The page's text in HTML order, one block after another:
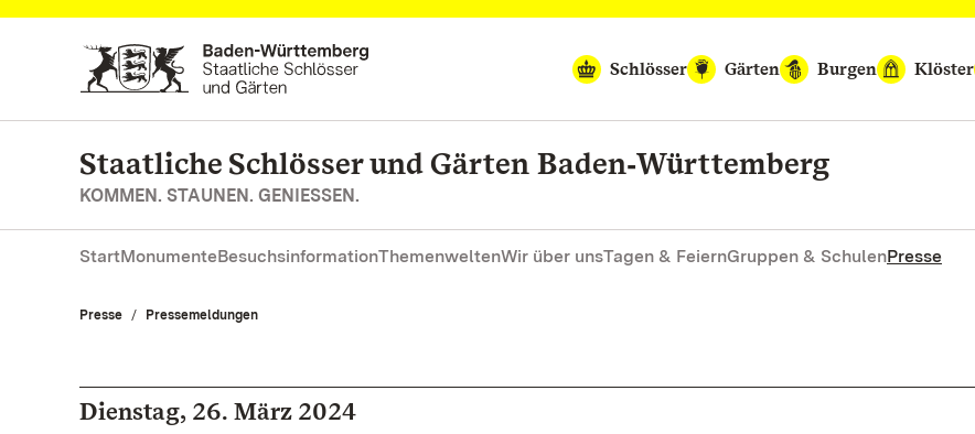
Zum Hauptinhalt springen
Schlösser
Gärten Burgen Klöster
Staatliche Schlösser und Gärten Baden‑Württemberg
KOMMEN. STAUNEN. GENIESSEN.
StartMonumenteBesuchsinformationThemenweltenWir über unsTagen & FeiernGruppen & SchulenPresse
Presse Pressemeldungen
Dienstag, 26. März 2024